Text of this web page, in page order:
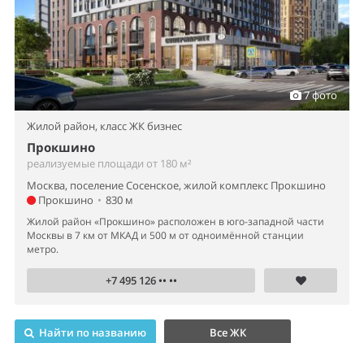
7 фото
Жилой район, класс ЖК бизнес
Прокшино
реализуемые площади от 180 м²
Москва, поселение Сосенское, жилой комплекс Прокшино
Прокшино • 830 м
Жилой район «Прокшино» расположен в юго-западной части
Москвы в 7 км от МКАД и 500 м от одноимённой станции
метро.
+7 495 126 •• ••
Найти по названию Все ЖК